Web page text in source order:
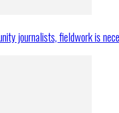
journalists, fieldwork is